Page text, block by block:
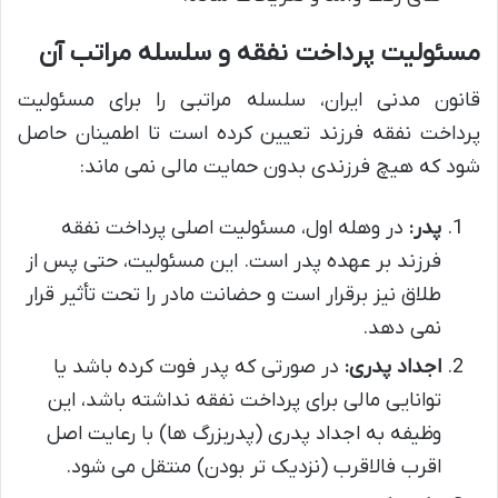
مسئولیت پرداخت نفقه و سلسله مراتب آن
قانون مدنی ایران، سلسله مراتبی را برای مسئولیت
پرداخت نفقه فرزند تعیین کرده است تا اطمینان حاصل
شود که هیچ فرزندی بدون حمایت مالی نمی ماند:
پدر: در وهله اول، مسئولیت اصلی پرداخت نفقه
فرزند بر عهده پدر است. این مسئولیت، حتی پس از
طلاق نیز برقرار است و حضانت مادر را تحت تأثیر قرار
نمی دهد.
اجداد پدری: در صورتی که پدر فوت کرده باشد یا
توانایی مالی برای پرداخت نفقه نداشته باشد، این
وظیفه به اجداد پدری (پدربزرگ ها) با رعایت اصل
اقرب فالاقرب (نزدیک تر بودن) منتقل می شود.